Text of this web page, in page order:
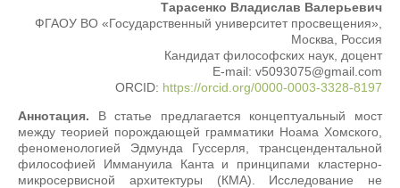
Тарасенко Владислав Валерьевич
ФГАОУ ВО «Государственный университет просвещения»,
Москва, Россия
Кандидат философских наук, доцент
E-mail: v5093075@gmail.com
ORCID: https://orcid.org/0000-0003-3328-8197
Аннотация. В статье предлагается концептуальный мост
между теорией порождающей грамматики Ноама Хомского,
феноменологией Эдмунда Гуссерля, трансцендентальной
философией Иммануила Канта и принципами кластерно-
микросервисной архитектуры (КМА). Исследование не